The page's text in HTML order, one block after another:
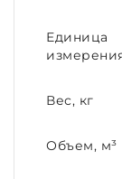
Единица
Вес, кг
Объем, м³